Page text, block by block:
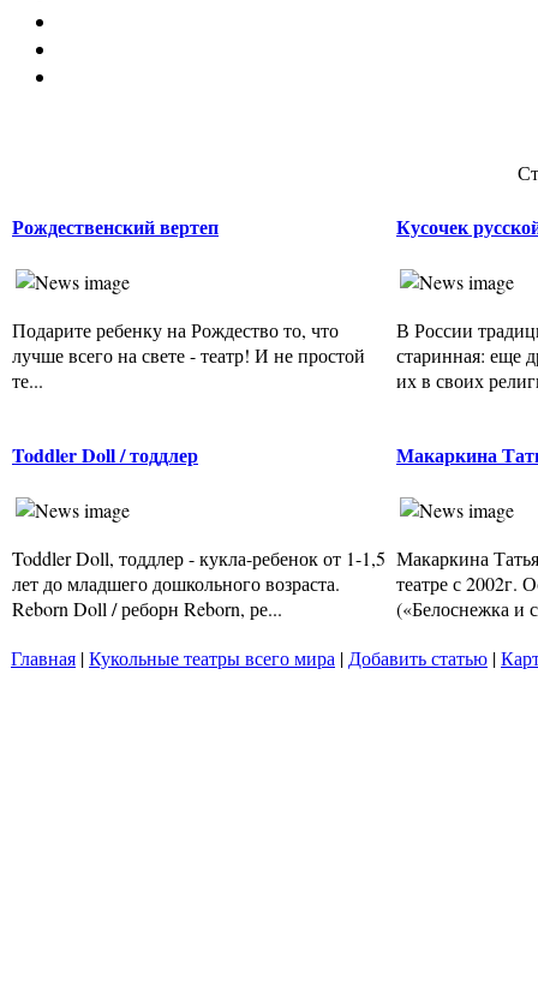
Рождественский вертеп
Подарите ребенку на Рождество то, что
лучше всего на свете - театр! И не простой
те...
Кусочек
В России
старинная: еще
их в своих
Toddler Doll / тоддлер
Toddler Doll, тоддлер - кукла-ребенок от 1-1,5
лет до младшего дошкольного возраста.
Reborn Doll / реборн Reborn, ре...
Макаркина
Макаркина
театре с 2002г.
(«Белоснежка и
Главная |Кукольные театры всего мира | Добавить статью |